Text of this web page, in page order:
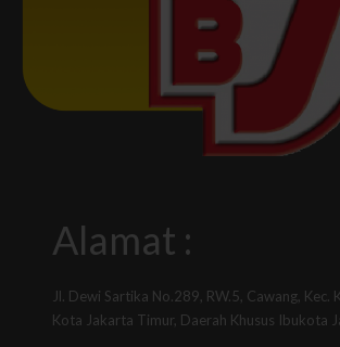
Alamat :
Jl. Dewi Sartika No.289, RW.5, Cawang, Kec.
Kota Jakarta Timur, Daerah Khusus Ibukota